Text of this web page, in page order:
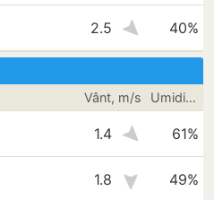
2.5 40%
Vânt, m/s Umiditate
1.4 61%
1.8 49%